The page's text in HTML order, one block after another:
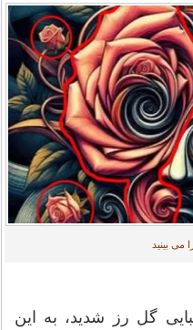
می بینید
گل رز شدید، به این